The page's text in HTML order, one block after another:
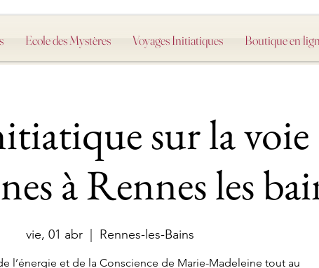
Ecole des Mystères Voyages Initiatiques Boutique en
sur la voie
à Rennes les
vie, 01 abr Rennes-les-Bains
l’énergie et de la Conscience de Marie-Madeleine tout au